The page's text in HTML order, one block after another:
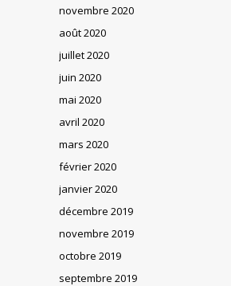
novembre 2020
août 2020
juillet 2020
juin 2020
mai 2020
avril 2020
mars 2020
février 2020
janvier 2020
décembre 2019
novembre 2019
octobre 2019
septembre 2019